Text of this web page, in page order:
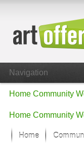
Navigation
Home Community
Home Community
Home